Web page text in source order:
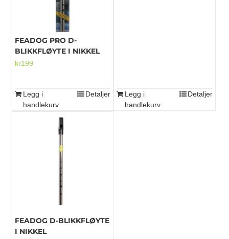
FEADOG PRO D-
BLIKKFLØYTE I NIKKEL
kr199
Legg i
handlekurv
Detaljer
Legg i
handlekurv
Detaljer
FEADOG D-BLIKKFLØYTE
I NIKKEL